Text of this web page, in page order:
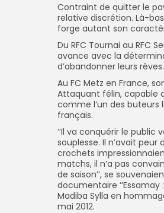
Contraint de quitter le
relative discrétion. Là-
forge autant son
Du RFC Tournai au RFC
avance avec la
d’abandonner leurs rêves.
Au FC Metz en France,
Attaquant félin, capable
comme l’un des
français.
‘’Il va conquérir le
souplesse. Il n’avait
crochets
matchs, il n’a pas
de saison’’, se
documentaire ‘’Essamay
Madiba Sylla en
mai 2012.